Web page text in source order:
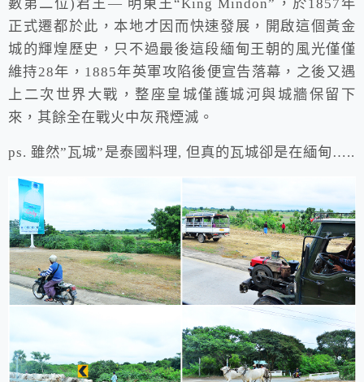
數第二位)君王— 明東王“King Mindon”，於1857年
正式遷都於此，本地才因而快速發展，開啟這個黃金
城的輝煌歷史，只不過最後這段緬甸王朝的風光僅僅
維持28年，1885年英軍攻陷後便宣告落幕，之後又遇
上二次世界大戰，整座皇城僅護城河與城牆保留下
來，其餘全在戰火中灰飛煙滅。
ps. 雖然”瓦城”是泰國料理, 但真的瓦城卻是在緬甸…..